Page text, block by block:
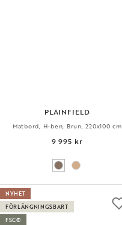
PLAINFIELD
Matbord, H-ben, Brun, 220x100 cm
9 995 kr
NYHET
FÖRLÄNGNINGSBART
FSC®